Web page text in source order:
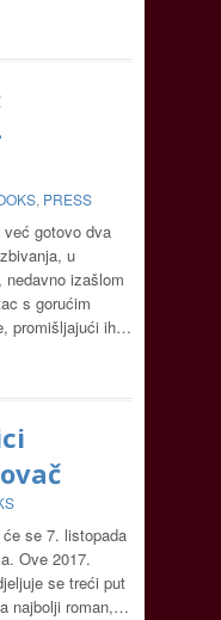
, PRESS
gotovo dva
u
nedavno izašlom
s gorućim
promišljajući ih…
se 7. listopada
Ove 2017.
se treći put
najbolji roman,…